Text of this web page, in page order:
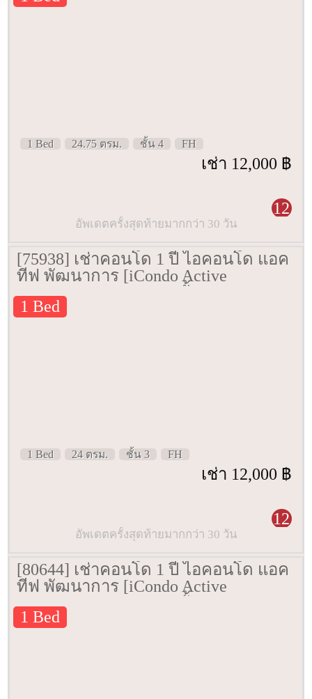
1 Bed 24.75 ตรม. ชั้น 4 FH
เช่า 12,000 ฿
12
อัพเดตครั้งสุดท้ายมากกว่า 30 วัน
[75938] เช่าคอนโด 1 ปี ไอคอนโด แอค
ทีฟ พัฒนาการ [iCondo Active
Phatthanakan] 24 ตรม. ชั้น 3
1 Bed
1 Bed 24 ตรม. ชั้น 3 FH
เช่า 12,000 ฿
12
อัพเดตครั้งสุดท้ายมากกว่า 30 วัน
[80644] เช่าคอนโด 1 ปี ไอคอนโด แอค
ทีฟ พัฒนาการ [iCondo Active
Phatthanakan] 25 ตรม. ชั้น 4
1 Bed